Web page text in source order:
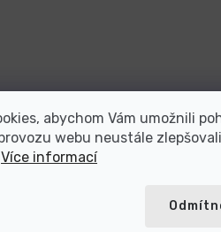
abychom Vám umožnili
webu neustále
Více informací